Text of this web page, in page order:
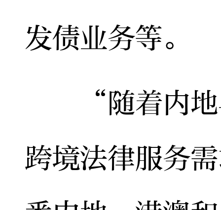
发债业务等。
“随着内地
跨境法律服务